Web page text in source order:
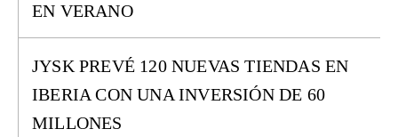
EN VERANO
JYSK PREVÉ 120 NUEVAS TIENDAS EN
IBERIA CON UNA INVERSIÓN DE 60
MILLONES